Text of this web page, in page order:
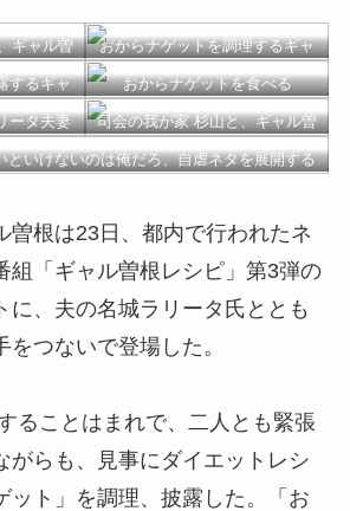
ギャル曽
夫妻
おからナゲットを調理するギャ
ル曽根
するギャ
タ夫妻
おからナゲットを食べる
ータ夫妻
司会の我が家 杉山と、ギャル曽
根・名城ラリータ夫妻
といけないのは俺だろ、自虐ネタを展開する
司会の我が家 杉山
曽根は23日、都内で行われたネ
組「ギャル曽根レシピ」第3弾の
に、夫の名城ラリータ氏ととも
つないで登場した。
ることはまれで、二人とも緊張
がらも、見事にダイエットレシ
ット」を調理、披露した。「お